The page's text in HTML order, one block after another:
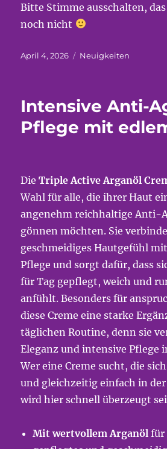
Bitte Stimme ausschalten,
noch nicht
Veröffentlicht
April 4, 2026 Kategorien
Neuigkeiten
Intensive Anti-
Pflege mit
DieTriple Active Arganöl
Wahl für alle, die ihrer Haut
angenehm reichhaltige Anti-
gönnen möchten. Sie
geschmeidiges Hautgefühl
Pflege und sorgt dafür, dass
für Tag gepflegt, weich und
anfühlt. Besonders für
diese Creme eine starke
täglichen Routine, denn sie
Eleganz und intensive Pflege
Wer eine Creme sucht, die
und gleichzeitig einfach in
wird hier schnell überzeugt
Mit wertvollem Arganöl für